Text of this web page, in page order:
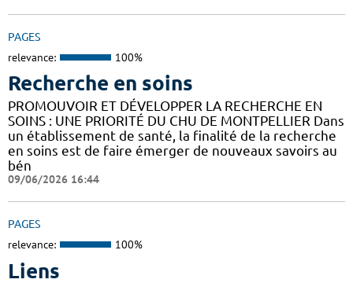
PAGES
relevance: 100%
Recherche en soins
PROMOUVOIR ET DÉVELOPPER LA RECHERCHE EN
SOINS : UNE PRIORITÉ DU CHU DE MONTPELLIER Dans
un établissement de santé, la finalité de la recherche
en soins est de faire émerger de nouveaux savoirs au
bén
09/06/2026 16:44
PAGES
relevance: 100%
Liens